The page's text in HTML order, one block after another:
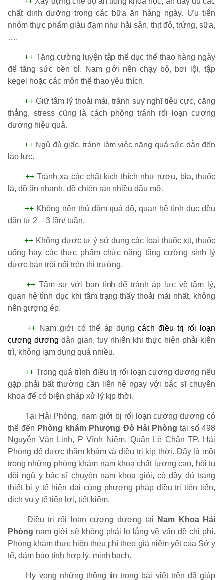
chất dinh dưỡng trong các bữa ăn hàng ngày. Ưu tiên
nhóm thực phẩm giàu đạm như hải sản, thịt đỏ, trứng, sữa,
….
++Tăng cường luyện tập thể dục thể thao hàng ngày
để tăng sức bền bỉ. Nam giới nên chạy bộ, bơi lội, tập
kegel hoặc các môn thể thao yêu thích.
++ Giữ tâm lý thoải mái, tránh suy nghĩ tiêu cực, căng
thẳng, stress cũng là cách phòng tránh rối loạn cương
dương hiệu quả.
++ Ngủ đủ giấc, tránh làm việc nặng quá sức dẫn đến
lao lực.
++Tránh xa các chất kích thích như rượu, bia, thuốc
lá, đồ ăn nhanh, đồ chiên rán nhiều dầu mỡ.
++ Không nên thủ dâm quá độ, quan hệ tình dục đều
đặn từ 2 – 3 lần/ tuần.
++ Không được tự ý sử dụng các loại thuốc xịt, thuốc
uống hay các thực phẩm chức năng tăng cường sinh lý
được bán trôi nổi trên thị trường.
++ Tâm sự với bạn tình để tránh áp lực về tâm lý,
quan hệ tình dục khi tâm trạng thấy thoải mái nhất, không
nên gượng ép.
++ Nam giới có thể áp dụng cách điều trị rối loạn
cương dương dân gian, tuy nhiên khi thực hiện phải kiên
trì, không lạm dụng quá nhiều.
++ Trong quá trình điều trị rối loạn cương dương nếu
gặp phải bất thường cần liên hệ ngay với bác sĩ chuyên
khoa để có biện pháp xử lý kịp thời.
Tại Hải Phòng, nam giới bị rối loạn cương dương có
thể đến Phòng khám Phượng Đỏ Hải Phòng tại số 498
Nguyễn Văn Linh, P Vĩnh Niệm, Quận Lê Chân TP. Hải
Phòng để được thăm khám và điều trị kịp thời. Đây là một
trong những phòng khám nam khoa chất lượng cao, hội tụ
đội ngũ y bác sĩ chuyên nam khoa giỏi, có đầy đủ trang
thiết bị y tế hiện đại cùng phương pháp điều trị tiên tiến,
dịch vụ y tế tiện lợi, tiết kiệm.
Điều trị rối loạn cương dương tại
Nam Khoa Hải
Phòng nam giới sẽ không phải lo lắng về vấn đề chi phí.
Phòng khám thực hiện theu phí theo giá niêm yết của Sở y
tế, đảm bảo tính hợp lý, minh bạch.
Hy vọng những thông tin trong bài viết trên đã giúp